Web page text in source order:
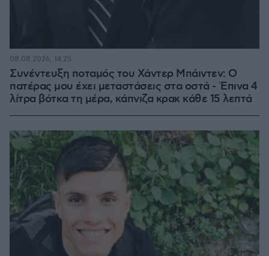
Συνέντευξη ποταμός του Χάντερ Μπάιντεν: Ο
πατέρας μου έχει μεταστάσεις στα οστά - Έπινα 4
λίτρα βότκα τη μέρα, κάπνιζα κρακ κάθε 15 λεπτά
08.08.2026, 14:25